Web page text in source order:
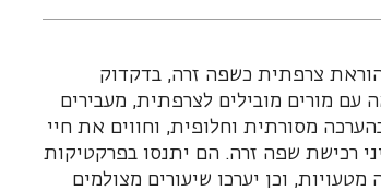
צרפתית כשפה זרה, בדקדוק
מורים מובילים לצרפתית, מעבירים
מסורתית וחלופית, וחווים את חיי
רכישת שפה זרה. הם יתנסו בפרקטיקות
וכן יערכו שיעורים מצולמים